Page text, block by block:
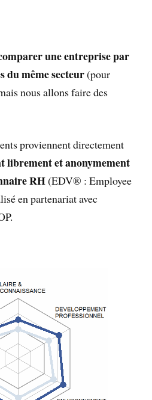
une entreprise par
du même secteur(pour
nous allons faire des
proviennent directement
librement et anonymement
RH(EDV® : Employee
en partenariat avec